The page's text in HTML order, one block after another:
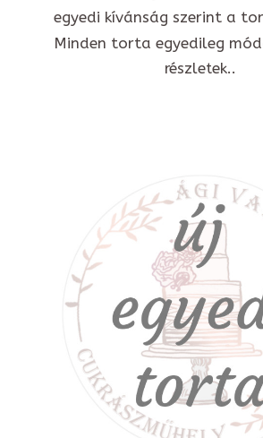
egyedi kívánság szerint a
Minden torta egyedileg
részletek..